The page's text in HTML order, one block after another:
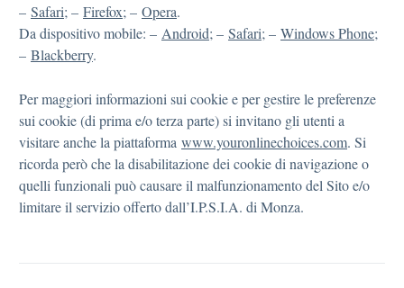
– Safari; – Firefox; – Opera.
Da dispositivo mobile: – Android; – Safari; – Windows Phone;
– Blackberry.
Per maggiori informazioni sui cookie e per gestire le preferenze
sui cookie (di prima e/o terza parte) si invitano gli utenti a
visitare anche la piattaforma www.youronlinechoices.com. Si
ricorda però che la disabilitazione dei cookie di navigazione o
quelli funzionali può causare il malfunzionamento del Sito e/o
limitare il servizio offerto dall’I.P.S.I.A. di Monza.